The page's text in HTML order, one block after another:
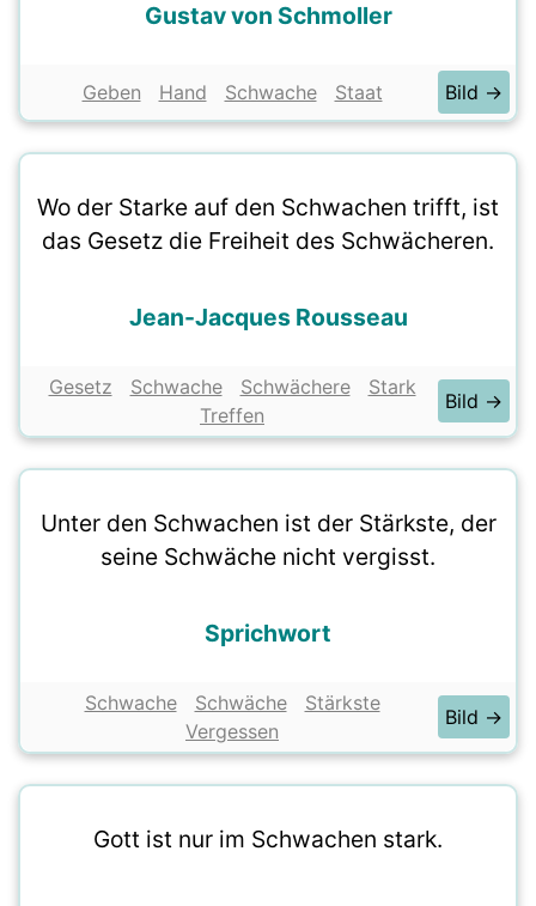
Gustav von Schmoller
Geben Hand Schwache Staat Bild →
Wo der Starke auf den Schwachen trifft, ist
das Gesetz die Freiheit des Schwächeren.
Jean-Jacques Rousseau
Gesetz Schwache Schwächere
Stark
Treffen
Bild →
Unter den Schwachen ist der Stärkste, der
seine Schwäche nicht vergisst.
Sprichwort
Schwache Schwäche
Stärkste
Vergessen
Bild →
Gott ist nur im Schwachen stark.